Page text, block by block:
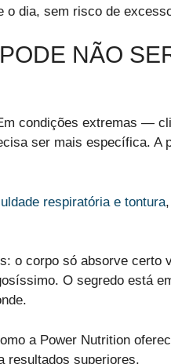
o dia, sem risco de
NÃO
condições extremas —
ser mais específica. A
respiratória e tontura
o corpo só absorve certo
O segredo está
a Power Nutrition
resultados superiores.